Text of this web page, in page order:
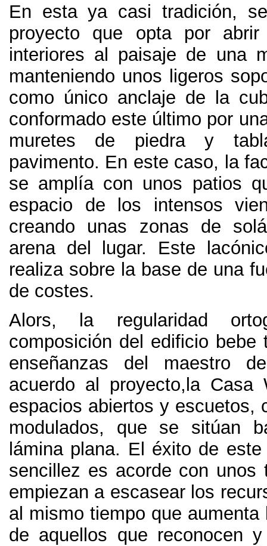
En esta ya casi tradición,
proyecto que opta por
interiores al paisaje de una
manteniendo unos ligeros
como único anclaje de la
conformado este último por
muretes de piedra y
pavimento. En este caso, la
se amplía con unos patios
espacio de los intensos
creando unas zonas de
arena del lugar. Este
realiza sobre la base de una
de costes.
Alors, la regularidad
composición del edificio bebe
enseñanzas del maestro
acuerdo al proyecto,la Casa
espacios abiertos y escuetos,
modulados, que se sitúan
lámina plana. El éxito de
sencillez es acorde con unos
empiezan a escasear los
al mismo tiempo que
de aquellos que reconocen